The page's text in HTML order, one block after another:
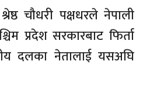
चौधरी पक्षधरले नेपाली
प्रदेश सरकारबाट फिर्ता
दलका नेतालाई यसअघि